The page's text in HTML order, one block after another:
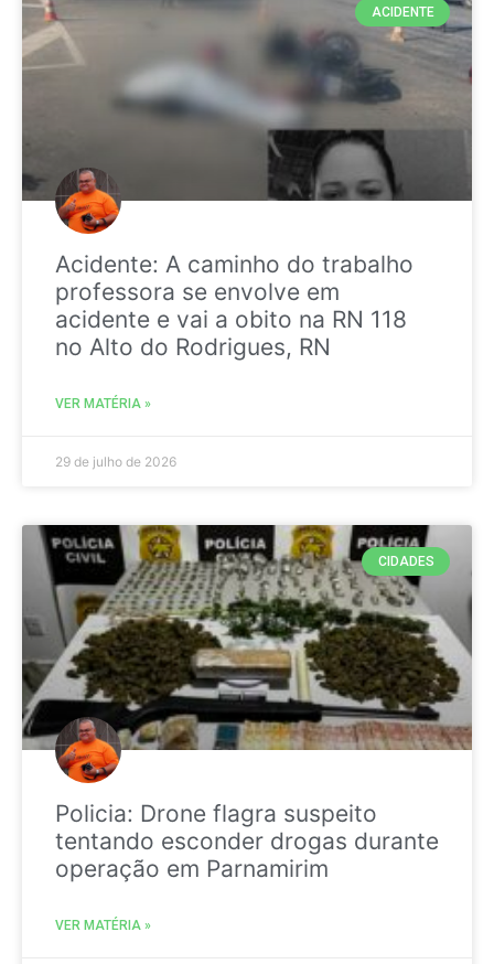
ACIDENTE
Acidente: A caminho do trabalho
professora se envolve em
acidente e vai a obito na RN 118
no Alto do Rodrigues, RN
VER MATÉRIA »
29 de julho de 2026
CIDADES
Policia: Drone flagra suspeito
tentando esconder drogas durante
operação em Parnamirim
VER MATÉRIA »